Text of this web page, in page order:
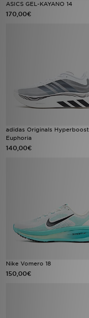
ASICS GEL-KAYANO 14
170,00€
adidas Originals Hyperboost
Euphoria
140,00€
Nike Vomero 18
150,00€
Blog